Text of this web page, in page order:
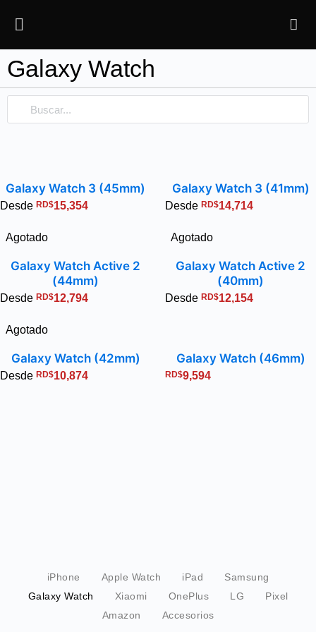
Galaxy Watch
Galaxy Watch 3 (45mm)
Desde RD$15,354
Galaxy Watch 3 (41mm)
Desde RD$14,714
Agotado
Galaxy Watch Active 2
(44mm)
Desde RD$12,794
Agotado
Galaxy Watch Active 2
(40mm)
Desde RD$12,154
Agotado
Galaxy Watch (42mm)
Desde RD$10,874
Galaxy Watch (46mm)
RD$9,594
iPhone Apple Watch iPad
Samsung
Galaxy Watch
Xiaomi OnePlus LG
Pixel
Amazon
Accesorios